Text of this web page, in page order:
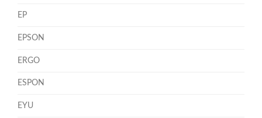
EP
EPSON
ERGO
ESPON
EYU